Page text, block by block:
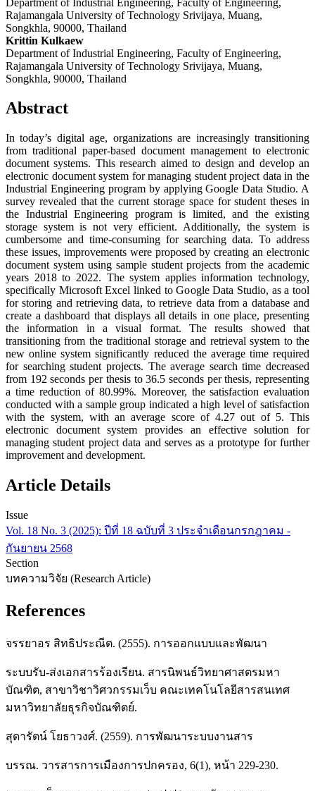
Rajamangala University of Technology Srivijaya, Muang,
Songkhla, 90000, Thailand
Krittin Kulkaew
Department of Industrial Engineering, Faculty of Engineering,
Rajamangala University of Technology Srivijaya, Muang,
Songkhla, 90000, Thailand
Abstract
In today’s digital age, organizations are increasingly transitioning
from traditional paper-based document management to electronic
document systems. This research aimed to design and develop an
electronic document system for managing student project data in the
Industrial Engineering program by applying Google Data Studio. A
survey revealed that the current storage space for student theses in
the Industrial Engineering program is limited, and the existing
storage system is not very efficient. Additionally, the system is
cumbersome and time-consuming for searching data. To address
these issues, improvements were proposed by creating an electronic
document system using sample student projects from the academic
years 2018 to 2022. The system applies information technology,
specifically Microsoft Excel linked to Google Data Studio, as a tool
for storing and retrieving data, to retrieve data from a database and
create a dashboard that displays all details in one place, presenting
the information in a visual format. The results showed that
transitioning from the traditional storage and retrieval system to the
new online system significantly reduced the average time required
for searching student projects. The average search time decreased
from 192 seconds per thesis to 36.5 seconds per thesis, representing
a time reduction of 80.99%. Moreover, the satisfaction evaluation
conducted with a sample group indicated a high level of satisfaction
with the system, with an average score of 4.27 out of 5. This
electronic document system provides an effective solution for
managing student project data and serves as a prototype for further
improvement and development.
Article Details
Issue
Vol. 18 No. 3 (2025): ปีที่ 18 ฉบับที่ 3 ประจำเดือนกรกฎาคม -
กันยายน 2568
Section
บทความวิจัย (Research Article)
References
จรรยาอร สิทธิประณีต. (2555). การออกแบบและพัฒนา
ระบบรับ-ส่งเอกสารร้องเรียน. สารนิพนธ์วิทยาศาสตรมหา
บัณฑิต, สาขาวิชาวิศวกรรมเว็บ คณะเทคโนโลยีสารสนเทศ
มหาวิทยาลัยธุรกิจบัณฑิตย์.
สุดารัตน์ โยธาวงศ์. (2559). การพัฒนาระบบงานสาร
บรรณ. วารสารการเมืองการปกครอง, 6(1), หน้า 229-230.